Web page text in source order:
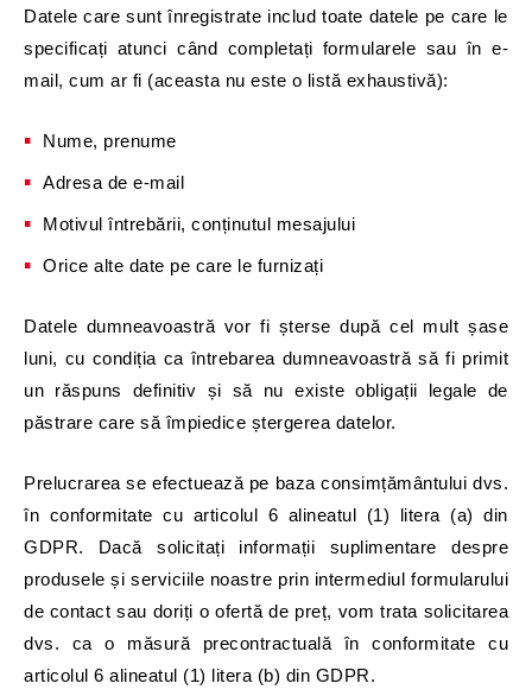
Datele care sunt înregistrate includ toate datele pe care le
specificați atunci când completați formularele sau în e-
mail, cum ar fi (aceasta nu este o listă exhaustivă):
Nume, prenume
Adresa de e-mail
Motivul întrebării, conținutul mesajului
Orice alte date pe care le furnizați
Datele dumneavoastră vor fi șterse după cel mult șase
luni, cu condiția ca întrebarea dumneavoastră să fi primit
un răspuns definitiv și să nu existe obligații legale de
păstrare care să împiedice ștergerea datelor.
Prelucrarea se efectuează pe baza consimțământului dvs.
în conformitate cu articolul 6 alineatul (1) litera (a) din
GDPR. Dacă solicitați informații suplimentare despre
produsele și serviciile noastre prin intermediul formularului
de contact sau doriți o ofertă de preț, vom trata solicitarea
dvs. ca o măsură precontractuală în conformitate cu
articolul 6 alineatul (1) litera (b) din GDPR.